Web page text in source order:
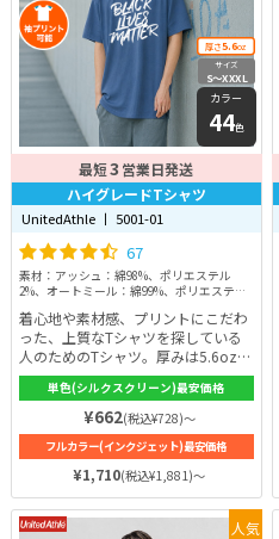
厚さ5.6oz
サイズ
S〜XXXL
カラー
44色
最短3 営業日発送
ハイグレードTシャツ
UnitedAthle 丨 5001-01
67
素材：アッシュ：綿98%、ポリエステル
2%、オートミール：綿99%、ポリエステル
ル10%、その他：綿100%
着心地や素材感、プリントにこだわ
った、上質なTシャツを探している
人のためのTシャツ。厚みは5.6ozと
しっかりしているので、長年着ても
型崩れを起こさない強さがありま
す。使用している糸は、セミコーマ
糸。羽毛立ちが少ないので、シャツ
の表面に光沢がしっかりと表れ、耐
久性も一般的な糸よりもずっと高い
です。通気性が高いので、さらりと
爽やかな着心地を感じられます♪
単色(シルクスクリーン)最安価格
¥662(税込¥728)～
フルカラー(インクジェット)最安価格
¥1,710(税込¥1,881)～
人気